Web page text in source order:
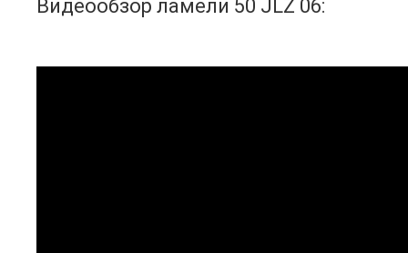
Видеообзор ламели 50 JLZ 06: